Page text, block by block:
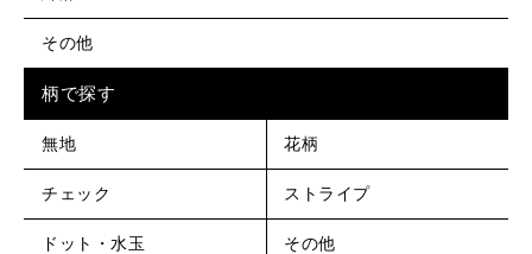
その他
柄で探す
無地 花柄
チェック ストライプ
ドット・水玉 その他